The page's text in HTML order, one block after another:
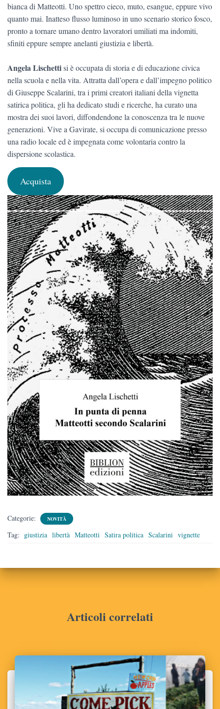
bianca di Matteotti. Uno spettro cieco, muto, esangue, eppure vivo
quanto mai. Inatteso flusso luminoso in uno scenario storico fosco,
pronto a tornare umano dentro lavoratori umiliati ma indomiti,
sfiniti eppure sempre anelanti giustizia e libertà.
Angela Lischettisi è occupata di storia e di educazione civica
nella scuola e nella vita. Attratta dall’opera e dall’impegno politico
di Giuseppe Scalarini, tra i primi creatori italiani della vignetta
satirica politica, gli ha dedicato studi e ricerche, ha curato una
mostra dei suoi lavori, diffondendone la conoscenza tra le nuove
generazioni. Vive a Gavirate, si occupa di comunicazione presso
una radio locale ed è impegnata come volontaria contro la
dispersione scolastica.
Acquista
Categorie: NOVITÀ
Tag: giustizia libertà Matteotti Satira politica Scalarini vignette
Articoli correlati